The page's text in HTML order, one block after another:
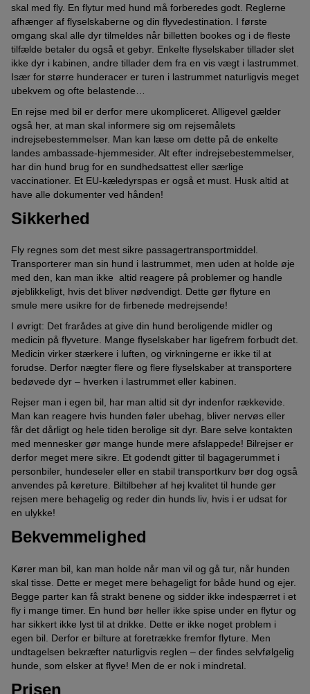
skal med fly. En flytur med hund må forberedes godt. Reglerne
afhænger af flyselskaberne og din flyvedestination. I første
omgang skal alle dyr tilmeldes når billetten bookes og i de fleste
tilfælde betaler du også et gebyr. Enkelte flyselskaber tillader slet
ikke dyr i kabinen, andre tillader dem fra en vis vægt i lastrummet.
Især for større hunderacer er turen i lastrummet naturligvis meget
ubekvem og ofte belastende…
En rejse med bil er derfor mere ukompliceret. Alligevel gælder
også her, at man skal informere sig om rejsemålets
indrejsebestemmelser. Man kan læse om dette på de enkelte
landes ambassade-hjemmesider. Alt efter indrejsebestemmelser,
har din hund brug for en sundhedsattest eller særlige
vaccinationer. Et EU-kæledyrspas er også et must. Husk altid at
have alle dokumenter ved hånden!
Sikkerhed
Fly regnes som det mest sikre passagertransportmiddel.
Transporterer man sin hund i lastrummet, men uden at holde øje
med den, kan man ikke altid reagere på problemer og handle
øjeblikkeligt, hvis det bliver nødvendigt. Dette gør flyture en
smule mere usikre for de firbenede medrejsende!
I øvrigt: Det frarådes at give din hund beroligende midler og
medicin på flyveture. Mange flyselskaber har ligefrem forbudt det.
Medicin virker stærkere i luften, og virkningerne er ikke til at
forudse. Derfor nægter flere og flere flyselskaber at transportere
bedøvede dyr – hverken i lastrummet eller kabinen.
Rejser man i egen bil, har man altid sit dyr indenfor rækkevide.
Man kan reagere hvis hunden føler ubehag, bliver nervøs eller
får det dårligt og hele tiden berolige sit dyr. Bare selve kontakten
med mennesker gør mange hunde mere afslappede! Bilrejser er
derfor meget mere sikre. Et godendt gitter til bagagerummet i
personbiler, hundeseler eller en stabil transportkurv bør dog også
anvendes på køreture. Biltilbehør af høj kvalitet til hunde gør
rejsen mere behagelig og reder din hunds liv, hvis i er udsat for
en ulykke!
Bekvemmelighed
Kører man bil, kan man holde når man vil og gå tur, når hunden
skal tisse. Dette er meget mere behageligt for både hund og ejer.
Begge parter kan få strakt benene og sidder ikke indespærret i et
fly i mange timer. En hund bør heller ikke spise under en flytur og
har sikkert ikke lyst til at drikke. Dette er ikke noget problem i
egen bil. Derfor er bilture at foretrække fremfor flyture. Men
undtagelsen bekræfter naturligvis reglen – der findes selvfølgelig
hunde, som elsker at flyve! Men de er nok i mindretal.
Prisen